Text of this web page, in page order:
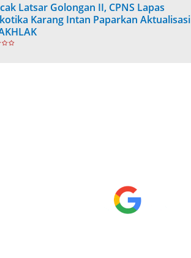
Latsar Golongan II, CPNS Lapas
Karang Intan Paparkan Aktualisasi